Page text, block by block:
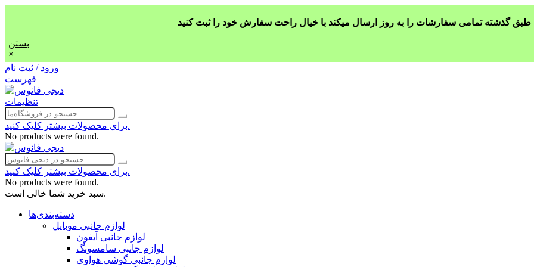
بستن
×
ورود / ثبت نام
فهرست
تنظیمات
برای محصولات بیشتر کلیک کنید.
No products were found.
برای محصولات بیشتر کلیک کنید.
No products were found.
سبد خرید شما خالی است.
دسته‌بندی‌ها
لوازم جانبی موبایل
لوازم جانبی آیفون
لوازم جانبی سامسونگ
لوازم جانبی گوشی هواوی